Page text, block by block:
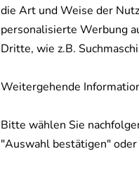
die Art und Weise der
personalisierte Werbung
Dritte, wie z.B.
Weitergehende
Bitte wählen Sie
"Auswahl bestätigen"